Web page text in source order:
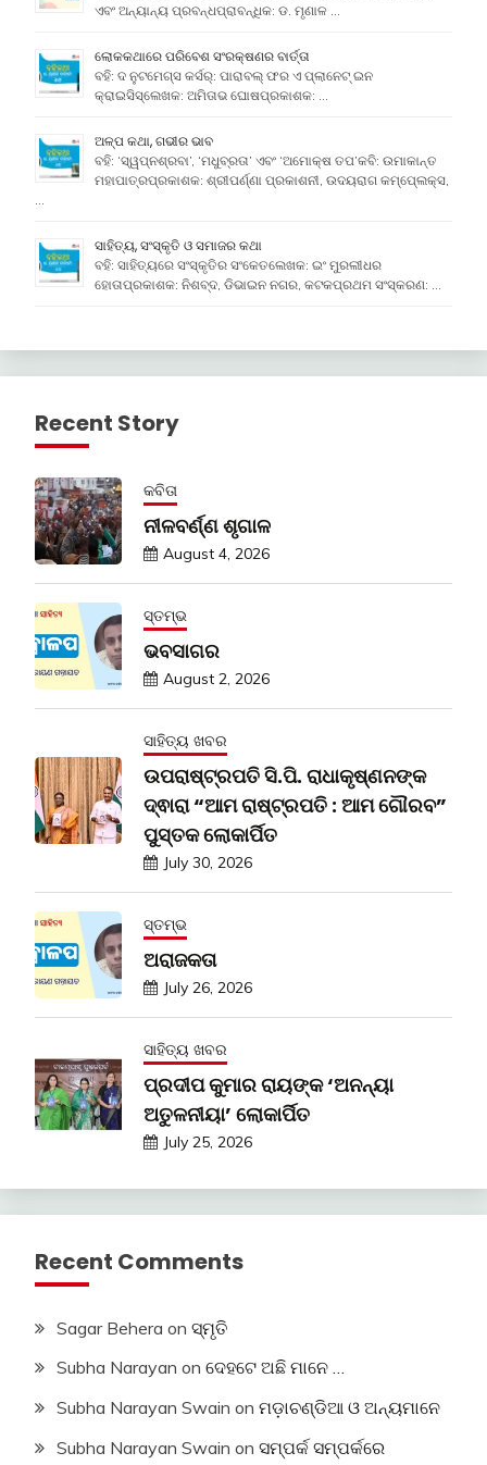
ଏବଂ ଅନ୍ୟାନ୍ୟ ପ୍ରବନ୍ଧପ୍ରାବନ୍ଧିକ: ଡ. ମୃଣାଳ …
ଲୋକକଥାରେ ପରିବେଶ ସଂରକ୍ଷଣର ବାର୍ତ୍ତା
ବହି: ଦ ନୁଟମେଗ୍ସ କର୍ସର୍: ପାରାବଲ୍ ଫର ଏ ପ୍ଲାନେଟ୍ ଇନ
କ୍ରାଇସିସ୍ଲେଖକ: ଅମିତାଭ ଘୋଷପ୍ରକାଶକ: …
ଅଳ୍ପ କଥା, ଗଭୀର ଭାବ
ବହି: ‘ସ୍ୱପ୍ନଶ୍ରବା’, ‘ମଧୁବ୍ରତା’ ଏବଂ ‘ଅମୋକ୍ଷ ତପ’କବି: ଉମାକାନ୍ତ
ମହାପାତ୍ରପ୍ରକାଶକ: ଶ୍ରୀପର୍ଣ୍ଣା ପ୍ରକାଶନୀ, ଉଦୟରାଗ କମ୍ପେ୍ଲକ୍ସ,
ସାହିତ୍ୟ, ସଂସ୍କୃତି ଓ ସମାଜର କଥା
ବହି: ସାହିତ୍ୟରେ ସଂସ୍କୃତିର ସଂକେତଲେଖକ: ଇଂ ମୁରଲୀଧର
ହୋତାପ୍ରକାଶକ: ନିଶବ୍ଦ, ଡିଭାଇନ ନଗର, କଟକପ୍ରଥମ ସଂସ୍କରଣ: …
Recent Story
କବିତା
ନୀଳବର୍ଣ୍ଣ ଶୃଗାଳ
August 4, 2026
ସ୍ତମ୍ଭ
ଭବସାଗର
August 2, 2026
ସାହିତ୍ୟ ଖବର
ଉପରାଷ୍ଟ୍ରପତି ସି.ପି. ରାଧାକୃଷ୍ଣନଙ୍କ
ଦ୍ଵାରା “ଆମ ରାଷ୍ଟ୍ରପତି : ଆମ ଗୌରବ”
ପୁସ୍ତକ ଲୋକାର୍ପିତ
July 30, 2026
ସ୍ତମ୍ଭ
ଅରାଜକତା
July 26, 2026
ସାହିତ୍ୟ ଖବର
ପ୍ରଦୀପ କୁମାର ରାୟଙ୍କ ‘ଅନନ୍ୟା
ଅତୁଳନୀୟା’ ଲୋକାର୍ପିତ
July 25, 2026
Recent Comments
Sagar Behera on ସ୍ମୃତି
Subha Narayan on ଦେହଟେ ଅଛି ମାନେ …
Subha Narayan Swain on ମଡ଼ାଚଣ୍ଡିଆ ଓ ଅନ୍ୟମାନେ
Subha Narayan Swain on ସମ୍ପର୍କ ସମ୍ପର୍କରେ